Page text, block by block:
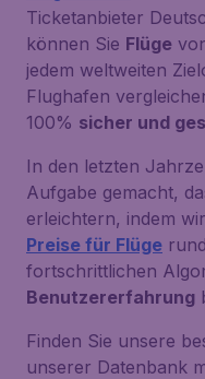
Ticketanbieter
können Sie Flüge
jedem weltweiten
Flughafen
100% sicher und
In den letzten
Aufgabe gemacht,
erleichtern, indem
Preise für Flüge
fortschrittlichen
Benutzererfahrung
Finden Sie unsere
unserer Datenbank